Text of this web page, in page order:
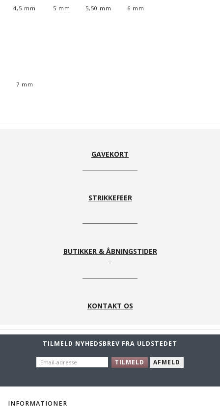
4,5 mm 5 mm 5,50 mm 6 mm
7 mm
GAVEKORT
STRIKKEFEER
BUTIKKER & ÅBNINGSTIDER
KONTAKT OS
TILMELD NYHEDSBREV FRA ULDSTEDET
EMAIL-
ADRESSE
TILMELD AFMELD
INFORMATIONER